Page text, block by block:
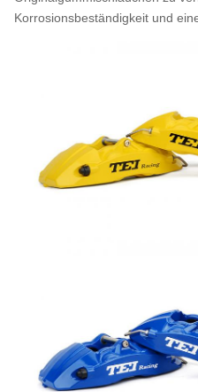
Korrosionsbeständigkeit und